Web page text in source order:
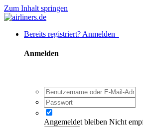
Zum Inhalt springen
Bereits registriert? Anmelden
Anmelden
Angemeldet bleiben Nicht